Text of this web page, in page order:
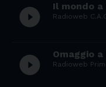
play_circle_filled Il mondo
Radioweb
play_circle_filled Omaggio
Radioweb